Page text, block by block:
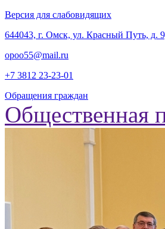
Версия для слабовидящих
‎644043, г. Омск, ул. Красный Путь, д.
opoo55@mail.ru
+7 3812 23-23-01
Обращения граждан
Общественная